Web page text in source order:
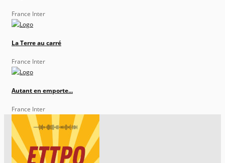
France Inter
La Terre au carré
France Inter
Autant en emporte...
France Inter